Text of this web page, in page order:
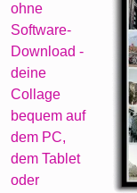
ohne
Software-
Download -
deine
Collage
bequem auf
dem PC,
dem Tablet
oder